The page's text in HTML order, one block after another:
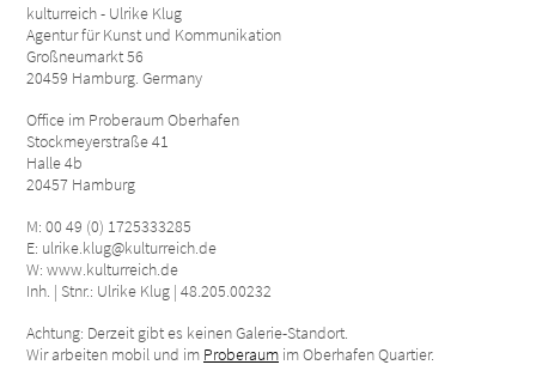
kulturreich - Ulrike Klug
Agentur für Kunst und Kommunikation
Großneumarkt 56
20459 Hamburg. Germany
Office im Proberaum Oberhafen
Stockmeyerstraße 41
Halle 4b
20457 Hamburg
M: 00 49 (0) 1725333285
E: ulrike.klug@kulturreich.de
W: www.kulturreich.de
Inh. | Stnr.: Ulrike Klug | 48.205.00232
Achtung: Derzeit gibt es keinen Galerie-Standort.
Wir arbeiten mobil und im Proberaum im Oberhafen Quartier.